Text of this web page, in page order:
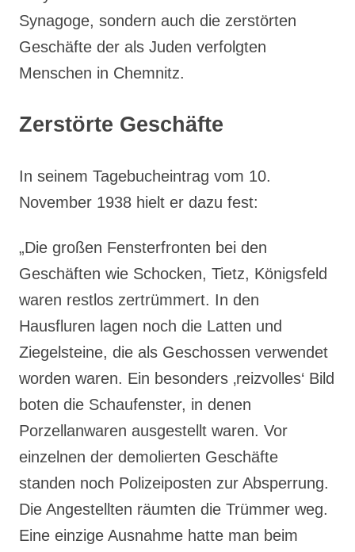
Synagoge, sondern auch die zerstörten
Geschäfte der als Juden verfolgten
Menschen in Chemnitz.
Zerstörte Geschäfte
In seinem Tagebucheintrag vom 10.
November 1938 hielt er dazu fest:
„Die großen Fensterfronten bei den
Geschäften wie Schocken, Tietz, Königsfeld
waren restlos zertrümmert. In den
Hausfluren lagen noch die Latten und
Ziegelsteine, die als Geschossen verwendet
worden waren. Ein besonders ‚reizvolles‘ Bild
boten die Schaufenster, in denen
Porzellanwaren ausgestellt waren. Vor
einzelnen der demolierten Geschäfte
standen noch Polizeiposten zur Absperrung.
Die Angestellten räumten die Trümmer weg.
Eine einzige Ausnahme hatte man beim